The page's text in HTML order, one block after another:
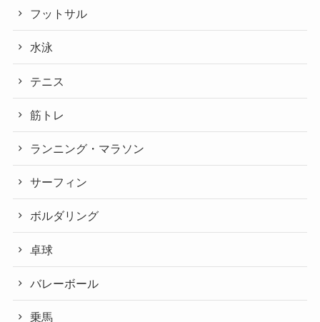
フットサル
水泳
テニス
筋トレ
ランニング・マラソン
サーフィン
ボルダリング
卓球
バレーボール
乗馬